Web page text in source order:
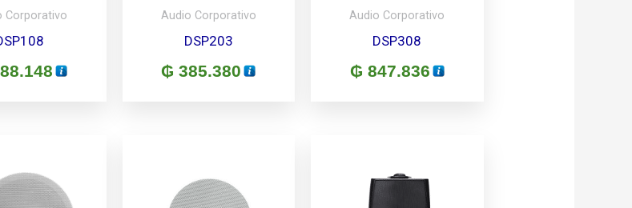
Corporativo Audio Corporativo
DSP203
₲ 385.380
Audio Corporativo
DSP308
₲ 847.836